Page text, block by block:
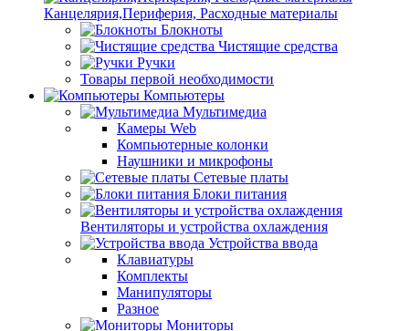
Канцелярия,Периферия, Расходные материалы
Блокноты
Чистящие средства
Ручки
Товары первой необходимости
Компьютеры
Мультимедиа
Камеры Web
Компьютерные колонки
Наушники и микрофоны
Сетевые платы
Блоки питания
Вентиляторы и устройства охлаждения
Устройства ввода
Клавиатуры
Комплекты
Манипуляторы
Разное
Мониторы